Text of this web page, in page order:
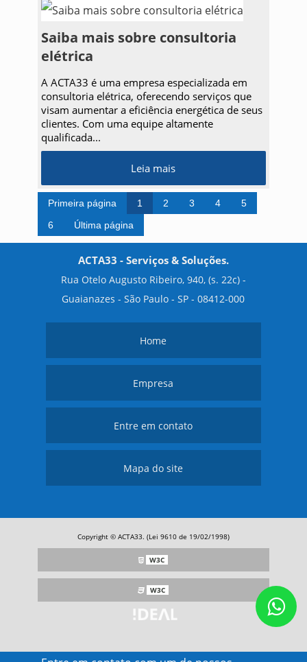
Saiba mais sobre consultoria
elétrica
A ACTA33 é uma empresa especializada em
consultoria elétrica, oferecendo serviços que
visam aumentar a eficiência energética de seus
clientes. Com uma equipe altamente
qualificada...
Leia mais
Primeira página 1 2 3 4
5
6
Última página
ACTA33 - Serviços & Soluções.
Rua Otelo Augusto Ribeiro, 940, (s. 22c) -
Guaianazes - São Paulo - SP - 08412-000
Home
Empresa
Entre em contato
Mapa do site
Copyright © ACTA33. (Lei 9610 de 19/02/1998)
W3C
W3C